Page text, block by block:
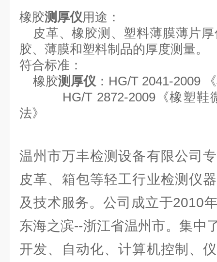
橡胶测厚仪用途：
皮革、橡胶测、 塑料薄膜薄片
胶、薄膜和塑料制品的厚度测量。
符合标准：
橡胶测厚仪 ： HG/T 2041-2009
HG/T 2872-2009《橡塑
法》
温州市万丰检测设备有限公司
皮革、箱包等轻工行业检测仪
及技术服务。公司成立于2010
东海之滨--浙江省温州市。集中
开发、自动化、计算机控制、